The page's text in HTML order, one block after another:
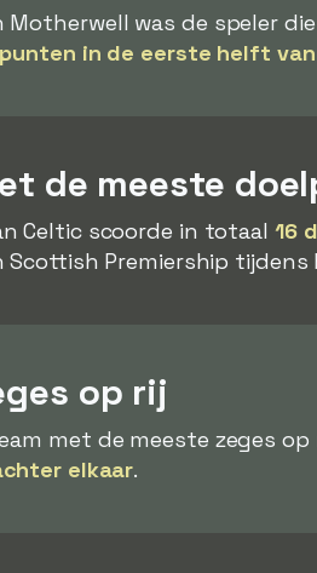
Motherwell was de speler
in de eerste helft
de meeste
Celtic scoorde in totaal 16
Premiership tijdens
op rij
met de meeste zeges
elkaar.